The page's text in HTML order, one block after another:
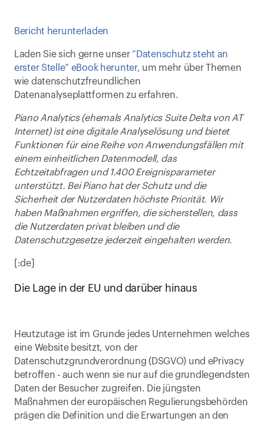
Bericht herunterladen
Laden Sie sich gerne unser “Datenschutz steht an
erster Stelle” eBook herunter, um mehr über Themen
wie datenschutzfreundlichen
Datenanalyseplattformen zu erfahren.
Piano Analytics (ehemals Analytics Suite Delta von AT
Internet) ist eine digitale Analyselösung und bietet
Funktionen für eine Reihe von Anwendungsfällen mit
einem einheitlichen Datenmodell, das
Echtzeitabfragen und 1.400 Ereignisparameter
unterstützt. Bei Piano hat der Schutz und die
Sicherheit der Nutzerdaten höchste Priorität. Wir
haben Maßnahmen ergriffen, die sicherstellen, dass
die Nutzerdaten privat bleiben und die
Datenschutzgesetze jederzeit eingehalten werden.
[:de]
Die Lage in der EU und darüber hinaus
Heutzutage ist im Grunde jedes Unternehmen welches
eine Website besitzt, von der
Datenschutzgrundverordnung (DSGVO) und ePrivacy
betroffen - auch wenn sie nur auf die grundlegendsten
Daten der Besucher zugreifen. Die jüngsten
Maßnahmen der europäischen Regulierungsbehörden
prägen die Definition und die Erwartungen an den